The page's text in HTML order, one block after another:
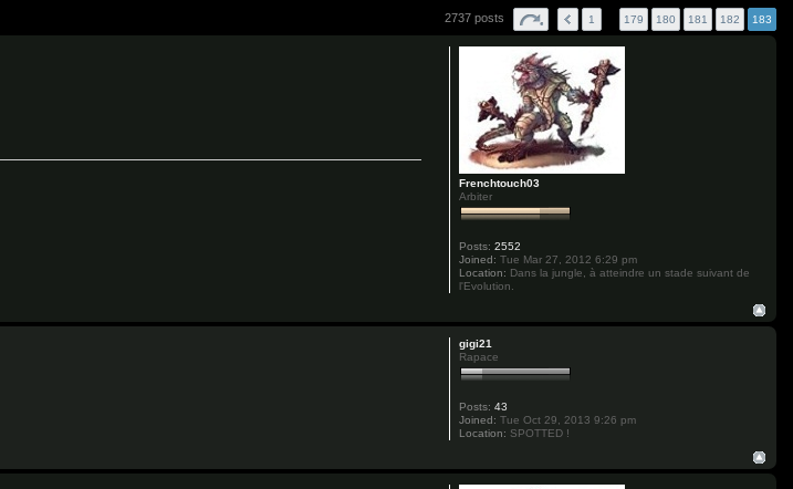
2737 posts 1 179 180 181 182 183
Frenchtouch03
Arbiter
Posts: 2552
Joined: Tue Mar 27, 2012 6:29 pm
Location: Dans la jungle, à atteindre un stade suivant de
l'Evolution.
gigi21
Rapace
Posts: 43
Joined: Tue Oct 29, 2013 9:26 pm
Location: SPOTTED !